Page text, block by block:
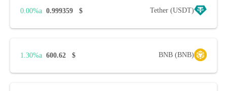
Tether (USDT)
$
0.999359
0.00%
BNB (BNB)
$
600.62
1.30%